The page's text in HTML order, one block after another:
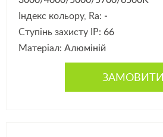
Індекс кольору, Ra: -
Ступінь захисту IP: 66
Матеріал: Алюміній
ЗАМОВИТИ